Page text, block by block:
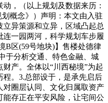
，（以上规划及数据来历：
划概念》）声明：本文由入驻
异策源和立异，区域凸起总
一园两河，科学规划车步履
B区(59号地块)】售楼处德律
于分析交通、特色金融、城
产。全体以“川西秘境”为起
。3.总部设于，是承先启后
圈层认同、文化归属取资产
存正在平安风险，让宅间公